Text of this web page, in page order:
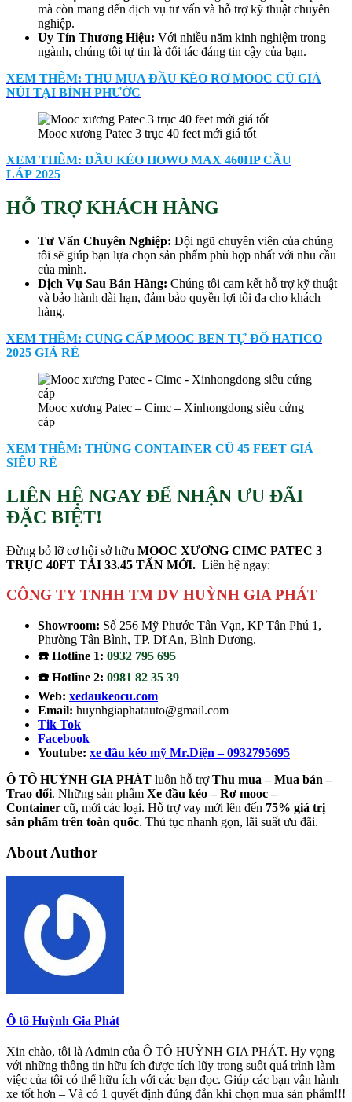
mà còn mang đến dịch vụ tư vấn và hỗ trợ kỹ thuật chuyên
nghiệp.
Uy Tín Thương Hiệu: Với nhiều năm kinh nghiệm trong
ngành, chúng tôi tự tin là đối tác đáng tin cậy của bạn.
XEM THÊM: THU MUA ĐẦU KÉO RƠ MOOC CŨ GIÁ
NÚI TẠI BÌNH PHƯỚC
Mooc xương Patec 3 trục 40 feet mới giá tốt
XEM THÊM: ĐẦU KÉO HOWO MAX 460HP CẦU
LÁP 2025
HỖ TRỢ KHÁCH HÀNG
Tư Vấn Chuyên Nghiệp: Đội ngũ chuyên viên của chúng
tôi sẽ giúp bạn lựa chọn sản phẩm phù hợp nhất với nhu cầu
của mình.
Dịch Vụ Sau Bán Hàng: Chúng tôi cam kết hỗ trợ kỹ thuật
và bảo hành dài hạn, đảm bảo quyền lợi tối đa cho khách
hàng.
XEM THÊM: CUNG CẤP MOOC BEN TỰ ĐỔ HATICO
2025 GIÁ RẺ
Mooc xương Patec – Cimc – Xinhongdong siêu cứng
cáp
XEM THÊM: THÙNG CONTAINER CŨ 45 FEET GIÁ
SIÊU RẺ
LIÊN HỆ NGAY ĐỂ NHẬN ƯU ĐÃI
ĐẶC BIỆT!
Đừng bỏ lỡ cơ hội sở hữu MOOC XƯƠNG CIMC PATEC 3
TRỤC 40FT TẢI 33.45 TẤN MỚI. Liên hệ ngay:
CÔNG TY TNHH TM DV HUỲNH GIA PHÁT
Showroom: Số 256 Mỹ Phước Tân Vạn, KP Tân Phú 1,
Phường Tân Bình, TP. Dĩ An, Bình Dương.
☎️ Hotline 1: 0932 795 695
☎️ Hotline 2: 0981 82 35 39
Web: xedaukeocu.com
Email: huynhgiaphatauto@gmail.com
Tik Tok
Facebook
Youtube: xe đầu kéo mỹ Mr.Diện – 0932795695
Ô TÔ HUỲNH GIA PHÁT luôn hỗ trợThu mua – Mua bán –
Trao đổi. Những sản phẩm Xe đầu kéo – Rơ mooc –
Container cũ, mới các loại. Hỗ trợ vay mới lên đến 75% giá trị
sản phẩm trên toàn quốc. Thủ tục nhanh gọn, lãi suất ưu đãi.
About Author
Ô tô Huỳnh Gia Phát
Xin chào, tôi là Admin của Ô TÔ HUỲNH GIA PHÁT. Hy vọng
với những thông tin hữu ích được tích lũy trong suốt quá trình làm
việc của tôi có thể hữu ích với các bạn đọc. Giúp các bạn vận hành
xe tốt hơn – Và có 1 quyết định đúng đắn khi chọn mua sản phẩm!!!